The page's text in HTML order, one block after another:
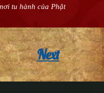
tu hành của Phật
Next